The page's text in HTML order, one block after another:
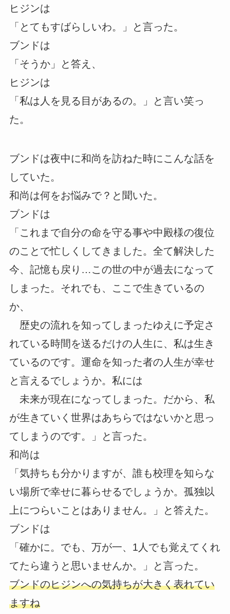
ヒジンは
「とてもすばらしいわ。」と言った。
ブンドは
「そうか」と答え、
ヒジンは
「私は人を見る目があるの。」と言い笑っ
た。
ブンドは夜中に和尚を訪ねた時にこんな話を
していた。
和尚は何をお悩みで？と聞いた。
ブンドは
「これまで自分の命を守る事や中殿様の復位
のことで忙しくしてきました。全て解決した
今、記憶も戻り…この世の中が過去になって
しまった。それでも、ここで生きているの
か、
歴史の流れを知ってしまったゆえに予定さ
れている時間を送るだけの人生に、私は生き
ているのです。運命を知った者の人生が幸せ
と言えるでしょうか。私には
未来が現在になってしまった。だから、私
が生きていく世界はあちらではないかと思っ
てしまうのです。」と言った。
和尚は
「気持ちも分かりますが、誰も校理を知らな
い場所で幸せに暮らせるでしょうか。孤独以
上につらいことはありません。」と答えた。
ブンドは
「確かに。でも、万が一、1人でも覚えてくれ
てたら違うと思いませんか。」と言った。
ブンドのヒジンへの気持ちが大きく表れてい
ますね